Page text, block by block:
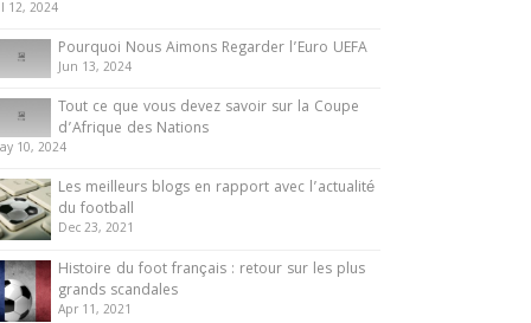
12, 2024
Pourquoi Nous Aimons Regarder l’Euro UEFA
Jun 13, 2024
Tout ce que vous devez savoir sur la Coupe
d’Afrique des Nations
10, 2024
Les meilleurs blogs en rapport avec l’actualité
du football
Dec 23, 2021
Histoire du foot français : retour sur les plus
grands scandales
Apr 11, 2021